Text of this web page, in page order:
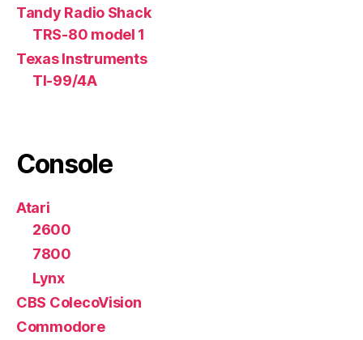
Tandy Radio Shack
TRS-80 model 1
Texas Instruments
TI-99/4A
Console
Atari
2600
7800
Lynx
CBS ColecoVision
Commodore